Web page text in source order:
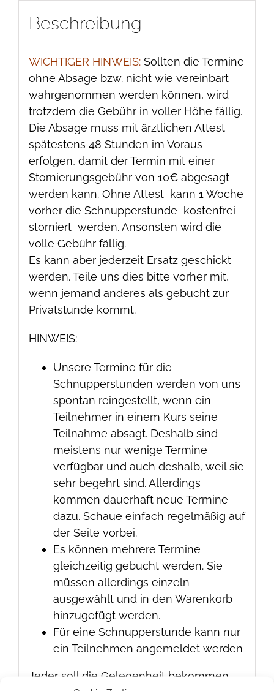
Beschreibung
WICHTIGER HINWEIS: Sollten die Termine
ohne Absage bzw. nicht wie vereinbart
wahrgenommen werden können, wird
trotzdem die Gebühr in voller Höhe fällig.
Die Absage muss mit ärztlichen Attest
spätestens 48 Stunden im Voraus
erfolgen, damit der Termin mit einer
Stornierungsgebühr von 10€ abgesagt
werden kann. Ohne Attest kann 1 Woche
vorher die Schnupperstunde kostenfrei
storniert werden. Ansonsten wird die
volle Gebühr fällig.
Es kann aber jederzeit Ersatz geschickt
werden. Teile uns dies bitte vorher mit,
wenn jemand anderes als gebucht zur
Privatstunde kommt.
HINWEIS:
Unsere Termine für die
Schnupperstunden werden von uns
spontan reingestellt, wenn ein
Teilnehmer in einem Kurs seine
Teilnahme absagt. Deshalb sind
meistens nur wenige Termine
verfügbar und auch deshalb, weil sie
sehr begehrt sind. Allerdings
kommen dauerhaft neue Termine
dazu. Schaue einfach regelmäßig auf
der Seite vorbei.
Es können mehrere Termine
gleichzeitig gebucht werden. Sie
müssen allerdings einzeln
ausgewählt und in den Warenkorb
hinzugefügt werden.
Für eine Schnupperstunde kann nur
ein Teilnehmen angemeldet werden
Jeder soll die Gelegenheit bekommen,